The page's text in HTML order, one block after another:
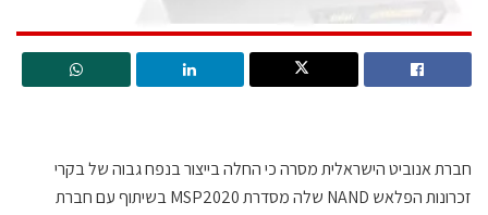
חברת אנוביט הישראלית מסרה כי החלה בייצור בנפח גבוה של בקרי
זכרונות הפלאש NAND שלה מסדרת MSP2020 בשיתוף עם חברת